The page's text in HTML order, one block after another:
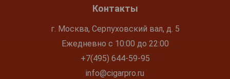
Контакты
г. Москва, Серпуховский вал, д. 5
Ежедневно с 10:00 до 22:00
+7(495) 644-59-95
info@cigarpro.ru